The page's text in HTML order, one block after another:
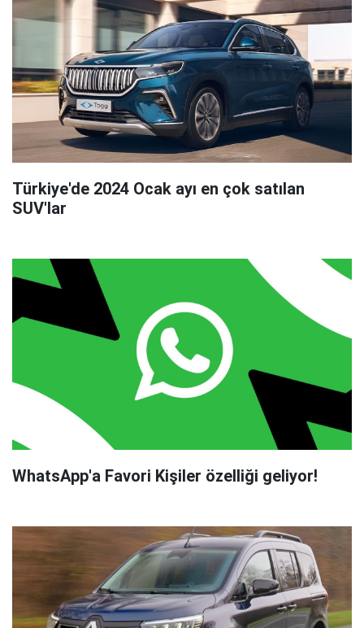
Türkiye'de 2024 Ocak ayı en çok satılan
SUV'lar
WhatsApp'a Favori Kişiler özelliği geliyor!